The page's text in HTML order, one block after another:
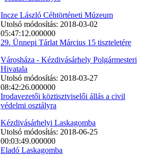
Incze László Céhtörténeti Múzeum
Utolsó módosítás: 2018-03-02
05:47:12.000000
29. Ünnepi Tárlat Március 15 tiszteletére
Városháza - Kézdivásárhely Polgármesteri
Hivatala
Utolsó módosítás: 2018-03-27
08:42:26.000000
Irodavezetői köztisztviselői állás a civil
védelmi osztályra
Kézdivásárhelyi Laskagomba
Utolsó módosítás: 2018-06-25
00:03:49.000000
Eladó Laskagomba